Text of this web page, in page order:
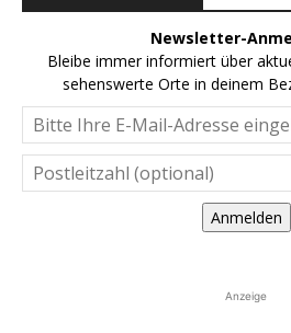
Newsletter-
Bleibe immer informiert über
sehenswerte Orte in deinem
Anmelden
Anzeige